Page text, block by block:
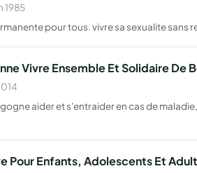
1985
pour tous. vivre sa sexualite sans
Vivre Ensemble Et Solidaire De
aider et s'entraider en cas de
Pour Enfants, Adolescents Et